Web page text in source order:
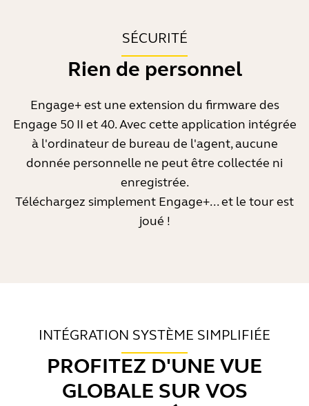
l'expérience de conversation et de
rallonger de jusqu'à 27 % la durée
1
Le bruit de fond peut avoir un impact dévastateur
sur la qualité des appels et la concentration/le bien-
être des agents. Plusieurs études ont démontré
qu'une qualité audio médiocre détériore l'expérience
de conversation et rallonge de jusqu'à 27 % la durée
des appels.
Les micro-casques Engage offrent un niveau de
que le bruit de fond reste inférieur à 55 dB.
SÉCURITÉ
Rien de personnel
Engage+ est une extension du firmware des
Engage 50 II et 40. Avec cette application intégrée
à l'ordinateur de bureau de l'agent, aucune
donnée personnelle ne peut être collectée ni
enregistrée.
Téléchargez simplement Engage+... et le tour est
joué !
INTÉGRATION SYSTÈME SIMPLIFIÉE
PROFITEZ D'UNE VUE
GLOBALE SUR VOS